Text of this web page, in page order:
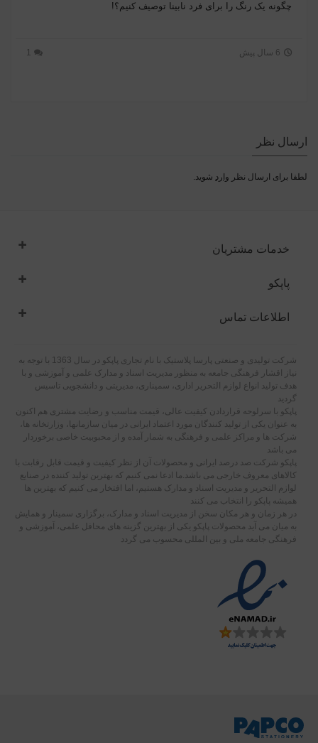
چگونه یک رنگ را برای فرد نابینا توصیف کنیم؟!
1 6 سال پیش
ارسال نظر
لطفا برای ارسال نظر وارد شوید.
خدمات مشتریان
پاپکو
اطلاعات تماس
شرکت تولیدی و صنعتی پارسا پلاستیک با نام تجاری پاپکو در سال 1363 با توجه به
نیاز اقشار فرهنگی جامعه به منظور مدیریت اسناد و مدارک علمی و آموزشی و با
هدف تولید انواع لوازم التحریر اداری، سمیناری، مدیریتی و دانشجویی تاسیس
گردید
پاپکو با سرلوحه قراردادن کیفیت عالی، قیمت مناسب و رضایت مشتری هم اکنون
به عنوان یکی از تولید کنندگان مورد اعتماد ایرانی در میان سازمانها، وزارتخانه ها،
شرکت ها و مراکز علمی و فرهنگی به شمار آمده و از محبوبیت خاصی برخوردار
می باشد
پاپکو شرکت صد درصد ایرانی و محصولات آن از نظر کیفیت و قیمت قابل رقابت با
کالاهای معروف خارجی می باشد.ما ادعا نمی کنیم که بهترین تولید کننده در صنایع
لوازم التحریر و مدیریت اسناد و مدارک هستیم، اما افتخار می کنیم که بهترین ها
همیشه پاپکو را انتخاب می کنند
در هر زمان و هر مکان سخن از مدیریت اسناد و مدارک، برگزاری سمینار و همایش
به میان می آید محصولات پاپکو یکی از بهترین گزینه های محافل علمی، آموزشی و
فرهنگی جامعه ملی و بین المللی محسوب می گردد